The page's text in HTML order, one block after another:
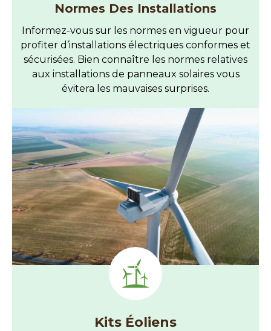
Normes Des Installations
Informez-vous sur les normes en vigueur pour
profiter d’installations électriques conformes et
sécurisées. Bien connaître les normes relatives
aux installations de panneaux solaires vous
évitera les mauvaises surprises.
Kits Éoliens